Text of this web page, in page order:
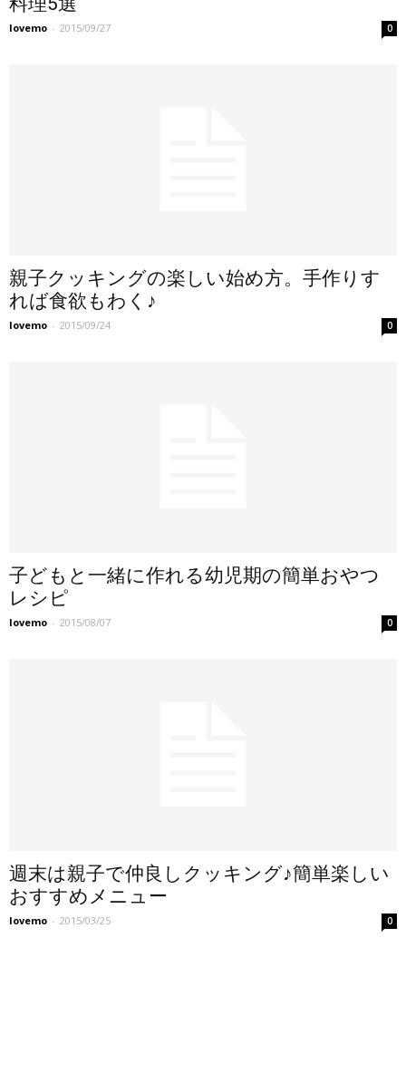
lovemo - 2015/09/27 0
親子クッキングの楽しい始め方。手作りす
れば食欲もわく♪
lovemo - 2015/09/24 0
子どもと一緒に作れる幼児期の簡単おやつ
レシピ
lovemo - 2015/08/07 0
週末は親子で仲良しクッキング♪簡単楽しい
おすすめメニュー
lovemo - 2015/03/25 0